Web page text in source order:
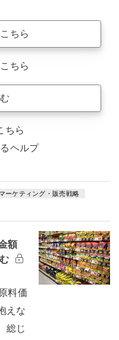
ちら
ちら
ちら
ヘルプ
マーケティング・販売戦略
額
料価
えな
総じ